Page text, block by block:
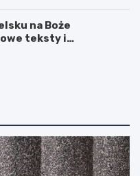
na Boże
teksty i